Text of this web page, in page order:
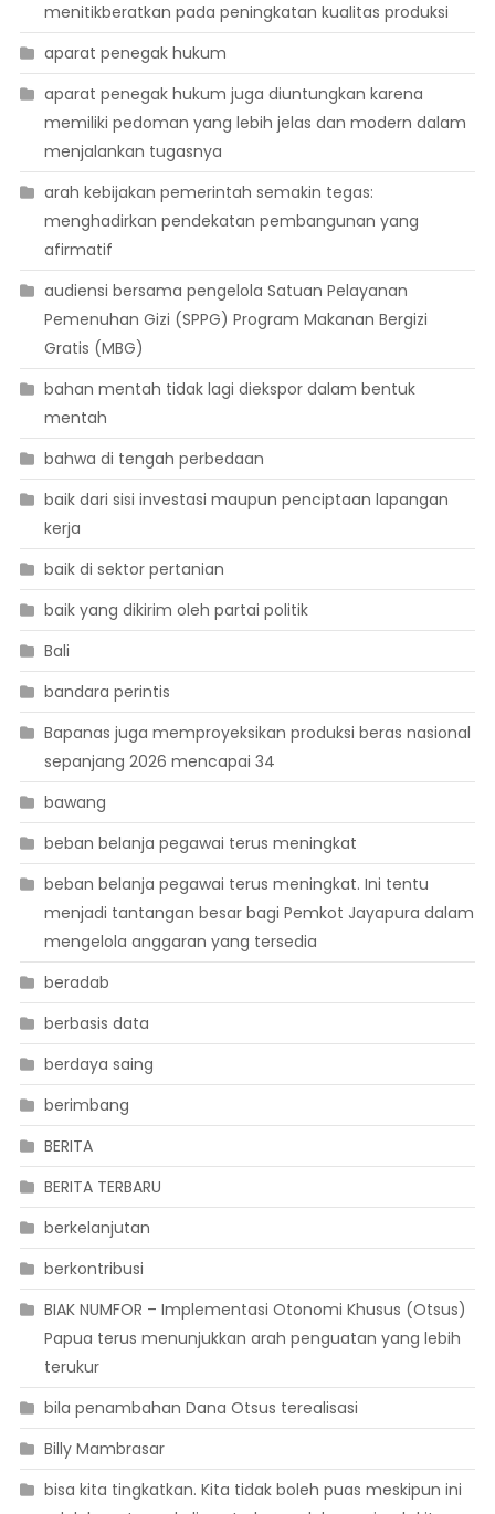
menitikberatkan pada peningkatan kualitas produksi
aparat penegak hukum
aparat penegak hukum juga diuntungkan karena
memiliki pedoman yang lebih jelas dan modern dalam
menjalankan tugasnya
arah kebijakan pemerintah semakin tegas:
menghadirkan pendekatan pembangunan yang
afirmatif
audiensi bersama pengelola Satuan Pelayanan
Pemenuhan Gizi (SPPG) Program Makanan Bergizi
Gratis (MBG)
bahan mentah tidak lagi diekspor dalam bentuk
mentah
bahwa di tengah perbedaan
baik dari sisi investasi maupun penciptaan lapangan
kerja
baik di sektor pertanian
baik yang dikirim oleh partai politik
Bali
bandara perintis
Bapanas juga memproyeksikan produksi beras nasional
sepanjang 2026 mencapai 34
bawang
beban belanja pegawai terus meningkat
beban belanja pegawai terus meningkat. Ini tentu
menjadi tantangan besar bagi Pemkot Jayapura dalam
mengelola anggaran yang tersedia
beradab
berbasis data
berdaya saing
berimbang
BERITA
BERITA TERBARU
berkelanjutan
berkontribusi
BIAK NUMFOR – Implementasi Otonomi Khusus (Otsus)
Papua terus menunjukkan arah penguatan yang lebih
terukur
bila penambahan Dana Otsus terealisasi
Billy Mambrasar
bisa kita tingkatkan. Kita tidak boleh puas meskipun ini